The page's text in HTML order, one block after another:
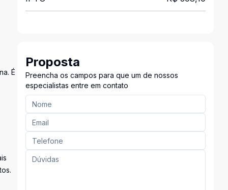
É
Proposta
Preencha os campos para que um de nossos
especialistas entre em contato